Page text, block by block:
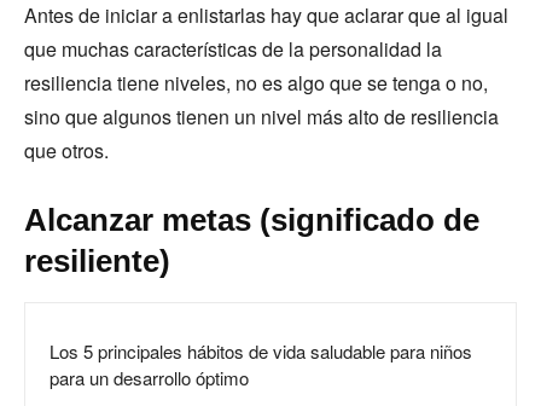
Antes de iniciar a enlistarlas hay que aclarar que al igual
que muchas características de la personalidad la
resiliencia tiene niveles, no es algo que se tenga o no,
sino que algunos tienen un nivel más alto de resiliencia
que otros.
Alcanzar metas (significado de
resiliente)
Los 5 principales hábitos de vida saludable para niños
para un desarrollo óptimo